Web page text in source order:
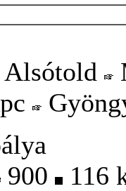
Alsótold
900 116